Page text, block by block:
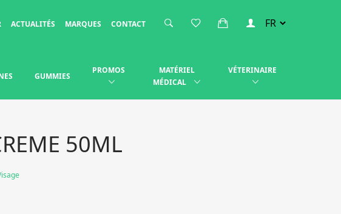
ACTUALITÉS MARQUES CONTACT
GUMMIES
PROMOS
MATÉRIEL
MÉDICAL
VÉTERINAIRE
50ML